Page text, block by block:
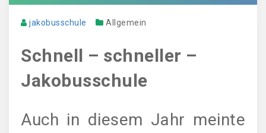
jakobusschule Allgemein
Schnell – schneller –
Jakobusschule
Auch in diesem Jahr meinte